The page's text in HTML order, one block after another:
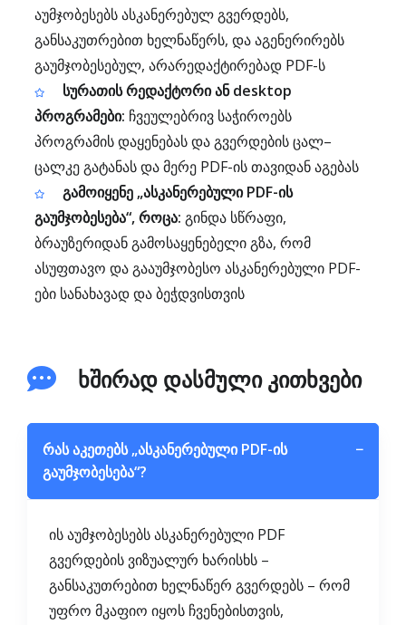
აუმჯობესებს ასკანერებულ გვერდებს,
განსაკუთრებით ხელნაწერს, და აგენერირებს
გაუმჯობესებულ, არარედაქტირებად PDF-ს
სურათის რედაქტორი ან desktop
პროგრამები: ჩვეულებრივ საჭიროებს
პროგრამის დაყენებას და გვერდების ცალ–
ცალკე გატანას და მერე PDF-ის თავიდან აგებას
გამოიყენე „ასკანერებული PDF-ის
გაუმჯობესება“, როცა: გინდა სწრაფი,
ბრაუზერიდან გამოსაყენებელი გზა, რომ
ასუფთავო და გააუმჯობესო ასკანერებული PDF-
ები სანახავად და ბეჭდვისთვის
ხშირად დასმული კითხვები
რას აკეთებს „ასკანერებული PDF-ის
გაუმჯობესება“?
−
ის აუმჯობესებს ასკანერებული PDF
გვერდების ვიზუალურ ხარისხს –
განსაკუთრებით ხელნაწერ გვერდებს – რომ
უფრო მკაფიო იყოს ჩვენებისთვის,